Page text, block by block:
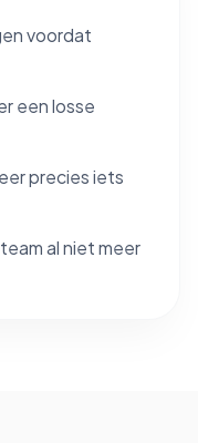
voordat
een losse
precies iets
al niet meer